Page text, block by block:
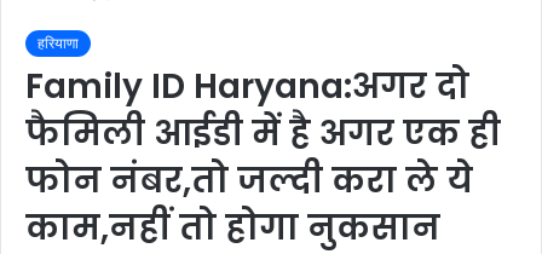
हरियाणा
Family ID Haryana:अगर दो
फैमिली आईडी में है अगर एक ही
फोन नंबर,तो जल्दी करा ले ये
काम,नहीं तो होगा नुकसान